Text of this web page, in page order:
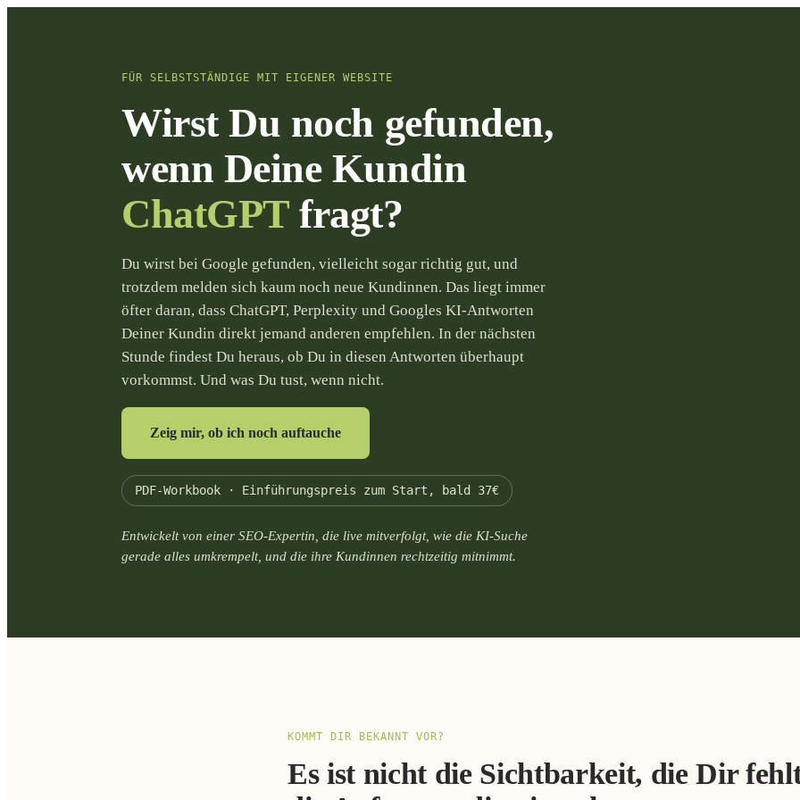
FÜR SELBSTSTÄNDIGE MIT EIGENER WEBSITE
Wirst Du noch gefunden,
wenn Deine Kundin
ChatGPTfragt?
Du wirst bei Google gefunden, vielleicht sogar richtig gut, und
trotzdem melden sich kaum noch neue Kundinnen. Das liegt immer
öfter daran, dass ChatGPT, Perplexity und Googles KI-Antworten
Deiner Kundin direkt jemand anderen empfehlen. In der nächsten
Stunde findest Du heraus, ob Du in diesen Antworten überhaupt
vorkommst. Und was Du tust, wenn nicht.
Zeig mir, ob ich noch auftauche
PDF-Workbook · Einführungspreis zum Start, bald 37€
Entwickelt von einer SEO-Expertin, die live mitverfolgt, wie die KI-Suche
gerade alles umkrempelt, und die ihre Kundinnen rechtzeitig mitnimmt.
KOMMT DIR BEKANNT VOR?
Es ist nicht die Sichtbarkeit, die Dir